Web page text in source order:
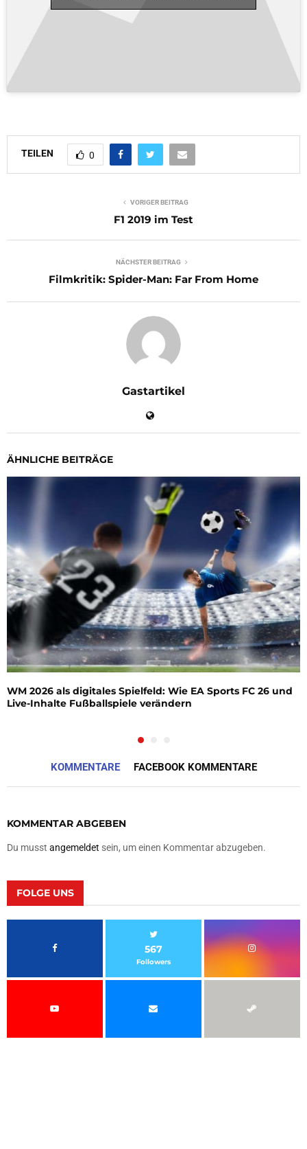
TEILEN 0
VORIGER BEITRAG
F1 2019 im Test
NÄCHSTER BEITRAG
Filmkritik: Spider-Man: Far From Home
Gastartikel
ÄHNLICHE BEITRÄGE
WM 2026 als digitales Spielfeld: Wie EA Sports FC 26 und
Live-Inhalte Fußballspiele verändern
KOMMENTARE FACEBOOK KOMMENTARE
KOMMENTAR ABGEBEN
Du musst angemeldet sein, um einen Kommentar abzugeben.
FOLGE UNS
567
Followers